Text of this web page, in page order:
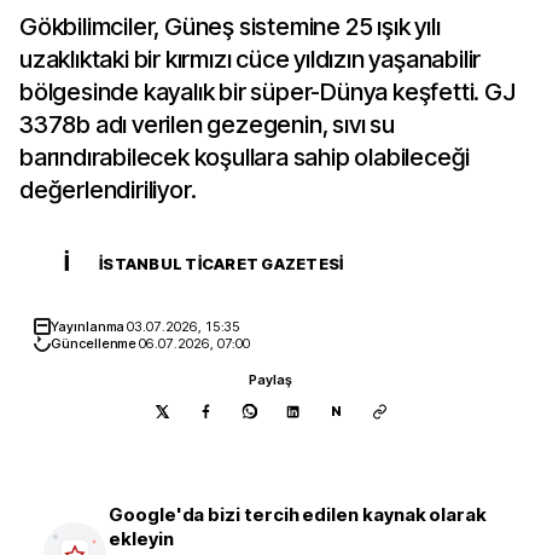
Gökbilimciler, Güneş sistemine 25 ışık yılı
uzaklıktaki bir kırmızı cüce yıldızın yaşanabilir
bölgesinde kayalık bir süper-Dünya keşfetti. GJ
3378b adı verilen gezegenin, sıvı su
barındırabilecek koşullara sahip olabileceği
değerlendiriliyor.
İ İSTANBUL TICARET GAZETESI
Yayınlanma03.07.2026, 15:35
Güncellenme06.07.2026, 07:00
Paylaş
N
Google'da bizi tercih edilen kaynak olarak
ekleyin